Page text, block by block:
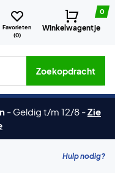
Favorieten
(0)
0
Winkelwagentje
etc.
Zoekopdracht
- Geldig t/m 12/8 -Zie
Hulp nodig?